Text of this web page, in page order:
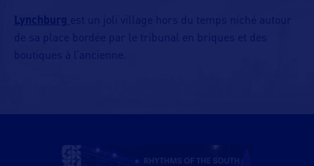
Lynchburg
est un joli village hors du temps niché autour
de sa place bordée par le tribunal en briques et des
boutiques à l’ancienne.